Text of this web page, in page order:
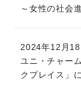
～女性の社会
2024年12月18
ユニ・チャー
クプレイス」